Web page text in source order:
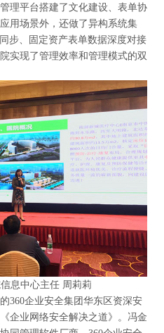
理平台搭建了文化建设、表单协
用场景外，还做了异构系统集
步、固定资产表单数据深度对接
实现了管理效率和管理模式的双
息中心主任 周莉莉
360企业安全集团华东区资深安
企业网络安全解决之道》。冯金